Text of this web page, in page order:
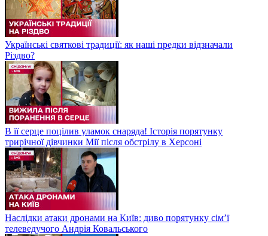
Українські святкові традиції: як наші предки відзначали
Різдво?
В її серце поцілив уламок снаряда! Історія порятунку
трирічної дівчинки Мії після обстрілу в Херсоні
Наслідки атаки дронами на Київ: диво порятунку сім’ї
телеведучого Андрія Ковальського